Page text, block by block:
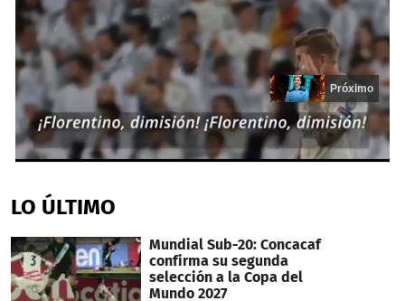
of
13
Próximo
LO ÚLTIMO
Mundial Sub-20: Concacaf
confirma su segunda
selección a la Copa del
Mundo 2027